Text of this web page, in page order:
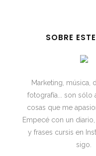
SOBRE
Marketing, música,
fotografía... son sólo
cosas que me
Empecé con un
y frases cursis en
sigo.